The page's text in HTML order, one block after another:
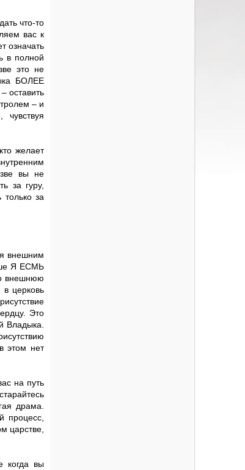
что-то
вас к
означать
в полной
это не
БОЛЕЕ
оставить
– и
желает
вы не
за гуру,
за
внешним
Я ЕСМЬ
внешнюю
в церковь
Это
Владыка.
этом нет
на путь
драма.
процесс,
царстве,
когда вы